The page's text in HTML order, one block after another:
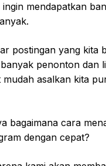
ingin mendapatkan
postingan yang kita
penonton dan
mudah asalkan kita
bagaimana cara
dengan cepat?